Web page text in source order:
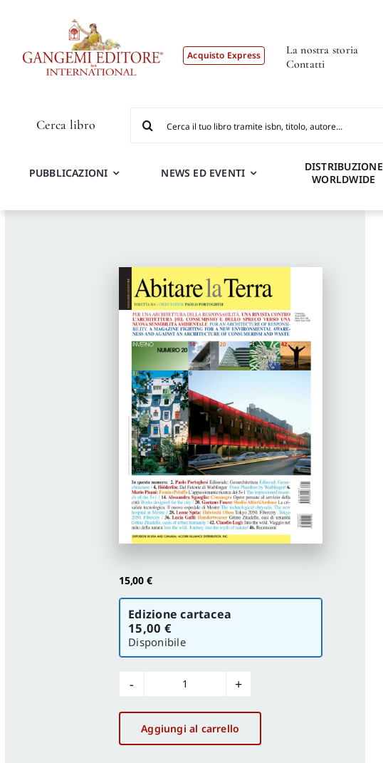
Acquisto Express
La nostra storia
Contatti
Cerca libro
per:
PUBBLICAZIONI NEWS ED EVENTI
DISTRIBUZIONE
WORLDWIDE
15,00 €
Scegli
versione
Edizione cartacea
15,00 €
Disponibile
Abitare
la
Terra
n.20/2007.
Aggiungi al carrello